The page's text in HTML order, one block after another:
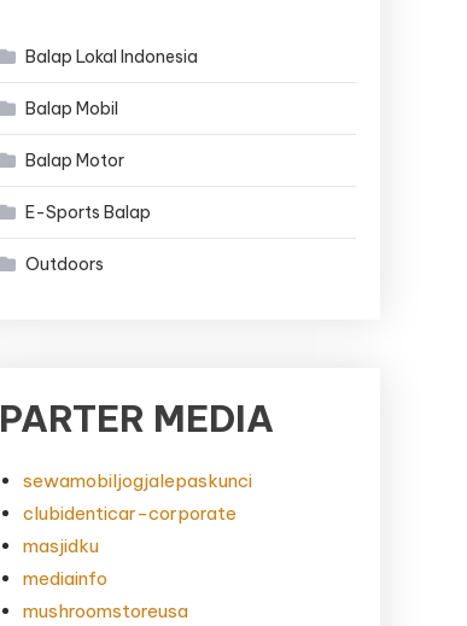
Balap Lokal Indonesia
Balap Mobil
Balap Motor
E-Sports Balap
Outdoors
PARTER MEDIA
sewamobiljogjalepaskunci
clubidenticar-corporate
masjidku
mediainfo
mushroomstoreusa